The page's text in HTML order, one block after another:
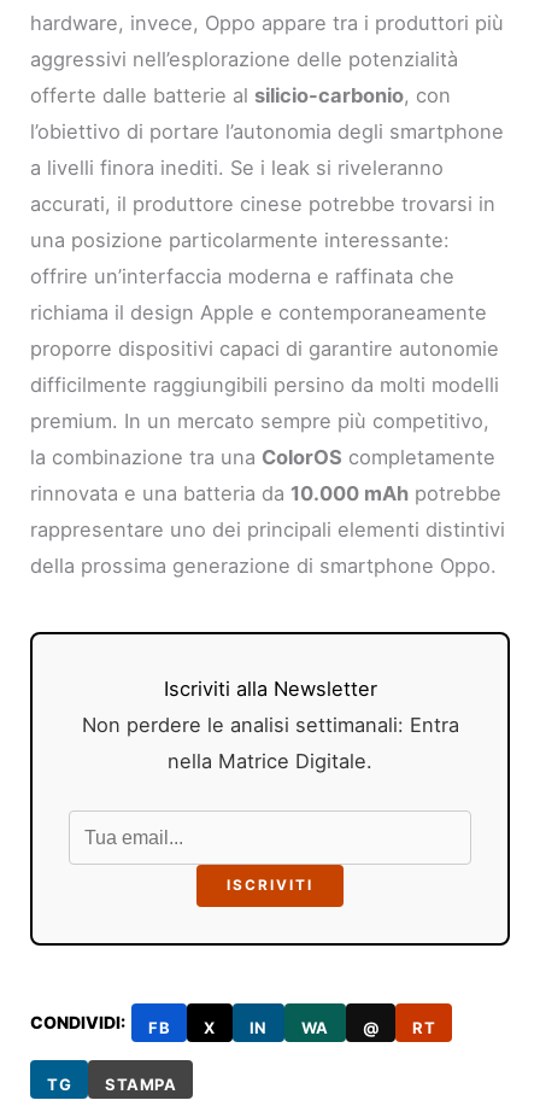
hardware, invece, Oppo appare tra i produttori più
aggressivi nell’esplorazione delle potenzialità
offerte dalle batterie al silicio-carbonio, con
l’obiettivo di portare l’autonomia degli smartphone
a livelli finora inediti. Se i leak si riveleranno
accurati, il produttore cinese potrebbe trovarsi in
una posizione particolarmente interessante:
offrire un’interfaccia moderna e raffinata che
richiama il design Apple e contemporaneamente
proporre dispositivi capaci di garantire autonomie
difficilmente raggiungibili persino da molti modelli
premium. In un mercato sempre più competitivo,
la combinazione tra una ColorOS completamente
rinnovata e una batteria da 10.000 mAh potrebbe
rappresentare uno dei principali elementi distintivi
della prossima generazione di smartphone Oppo.
Iscriviti alla Newsletter
Non perdere le analisi settimanali: Entra
nella Matrice Digitale.
ISCRIVITI
CONDIVIDI: FB X IN WA @ RT
TG STAMPA